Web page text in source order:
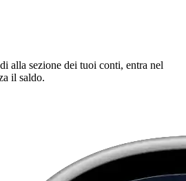
alla sezione dei tuoi conti, entra nel
il saldo.